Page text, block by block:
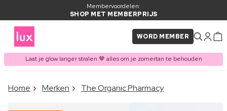
Membervoordelen:
SHOP MET MEMBERPRIJS
WORD MEMBER
Laat je glow langer stralen 🤎 alles om je zomertan te behouden
ITEM TOEGEVOEGD AAN
Vaak samen gekocht met
Home Merken The Organic Pharmacy